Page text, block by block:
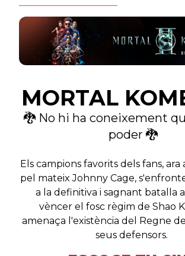
MORTAL
🐉 No hi ha coneixement
poder 🐉
Els campions favorits dels fans,
pel mateix Johnny Cage,
a la definitiva i sagnant batalla
vèncer el fosc règim de Shao
amenaça l'existència del Regne
seus defensors.